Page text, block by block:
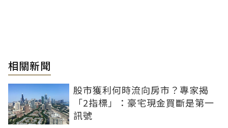
相關新聞
股市獲利何時流向房市？專家揭
「2指標」：豪宅現金買斷是第一
訊號